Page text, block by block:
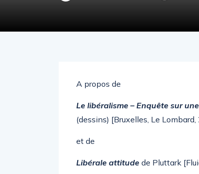
A propos de
Le libéralisme – Enquête sur
(dessins) [Bruxelles, Le
et de
Libérale attitude de Pluttark